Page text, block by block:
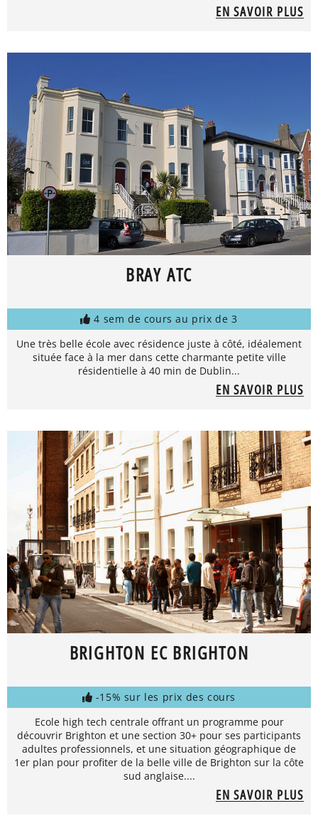
EN SAVOIR PLUS
BRAY ATC
4 sem de cours au prix de 3
Une très belle école avec résidence juste à côté, idéalement
située face à la mer dans cette charmante petite ville
résidentielle à 40 min de Dublin...
EN SAVOIR PLUS
BRIGHTON EC BRIGHTON
-15% sur les prix des cours
Ecole high tech centrale offrant un programme pour
découvrir Brighton et une section 30+ pour ses participants
adultes professionnels, et une situation géographique de
1er plan pour profiter de la belle ville de Brighton sur la côte
sud anglaise....
EN SAVOIR PLUS